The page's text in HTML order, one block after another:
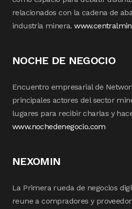
relacionados con la cadena de
industria minera.
NOCHE DE NEGOCIO
Encuentro empresarial de
principales actores del sector
lugares para recibir charlas y
www.nochedenegocio.com
NEXOMIN
La Primera rueda de negocios
reune a compradores y